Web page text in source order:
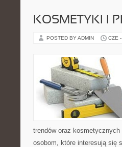
KOSMETYKI I
POSTED BY ADMIN CZE
trendów oraz
osobom, które interesują się